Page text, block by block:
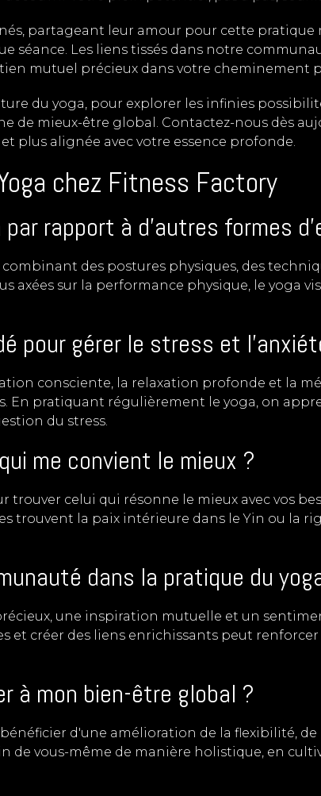
partageant leur amour pour cette
séance. Les liens tissés dans notre
mutuel précieux dans votre cheminement
du yoga, pour explorer les infinies
de mieux-être global. Contactez-nous dès
plus alignée avec votre essence profonde.
chez Fitness Factory
rapport à d'autres formes
des postures physiques, des
sur la performance physique, le yoga
pour gérer le stress et
consciente, la relaxation profonde et la
En pratiquant régulièrement le yoga, on
du stress.
me convient le mieux ?
trouver celui qui résonne le mieux avec vos
trouvent la paix intérieure dans le Yin ou la
dans la pratique du
une inspiration mutuelle et un
et créer des liens enrichissants peut
à mon bien-être global ?
d'une amélioration de la flexibilité,
de vous-même de manière holistique, en